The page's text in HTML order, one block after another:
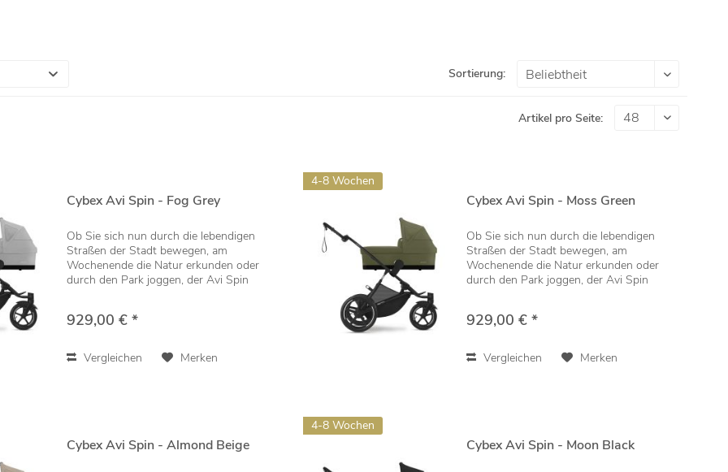
Sortierung:
Artikel pro Seite:
Cybex Avi Spin - Fog Grey
Ob Sie sich nun durch die lebendigen
Straßen der Stadt bewegen, am
Wochenende die Natur erkunden oder
durch den Park joggen, der Avi Spin
Seine...
929,00 € *
Vergleichen Merken
4-8 Wochen
Cybex Avi Spin - Moss Green
Ob Sie sich nun durch die lebendigen
Straßen der Stadt bewegen, am
Wochenende die Natur erkunden oder
durch den Park joggen, der Avi Spin
Seine...
929,00 € *
Vergleichen Merken
Cybex Avi Spin - Almond Beige
4-8 Wochen
Cybex Avi Spin - Moon Black